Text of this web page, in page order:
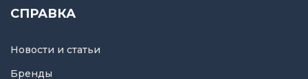
СПРАВКА
Новости и статьи
Бренды